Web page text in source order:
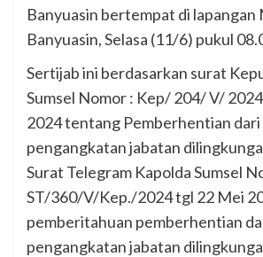
Banyuasin bertempat di lapangan
Banyuasin, Selasa (11/6) pukul
Sertijab ini berdasarkan surat
Sumsel Nomor : Kep/ 204/ V/
2024 tentang Pemberhentian dari
pengangkatan jabatan
Surat Telegram Kapolda Sumsel
ST/360/V/Kep./2024 tgl 22 Mei
pemberitahuan pemberhentian
pengangkatan jabatan